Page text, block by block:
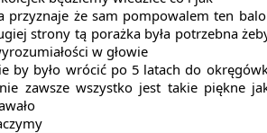
przyznaje że sam pompowalem ten
strony tą porażka była potrzebna
w głowie
by było wrócić po 5 latach do
zawsze wszystko jest takie piękne